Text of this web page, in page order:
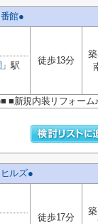
館●
」駅 徒歩13分
■新規内装リフォーム
ルズ●
徒歩17分